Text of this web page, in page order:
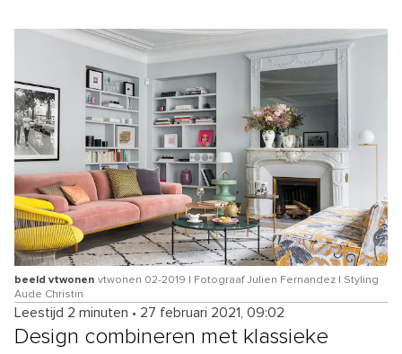
beeld vtwonen vtwonen 02-2019 | Fotograaf Julien Fernandez | Styling
Aude Christin
Leestijd 2 minuten • 27 februari 2021, 09:02
Design combineren met klassieke